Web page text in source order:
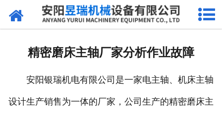
网站首页
精密磨床主轴厂家分析作业故障
安阳银瑞机电有限公司是一家电主轴、机床主轴
设计生产销售为一体的厂家，公司生产的精密磨床主